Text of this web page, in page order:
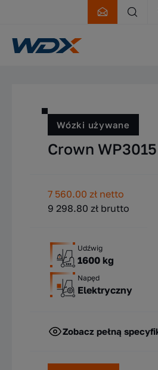
Wózki używane
Wózki używane
Crown WP3015
7 560.00 zł netto
9 298.80 zł brutto
Udźwig
1600 kg
Napęd
Elektryczny
Zobacz pełną